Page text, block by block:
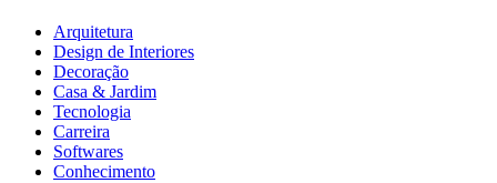
Arquitetura
Design de Interiores
Decoração
Casa & Jardim
Tecnologia
Carreira
Softwares
Conhecimento